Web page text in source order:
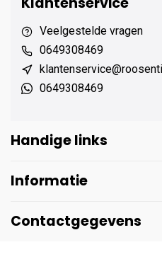
Veelgestelde vragen
0649308469
0649308469
Handige links
Informatie
Contactgegevens